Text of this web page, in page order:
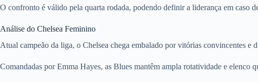
O confronto é válido pela quarta rodada, podendo definir a liderança em caso
Análise do Chelsea Feminino
Atual campeão da liga, o Chelsea chega embalado por vitórias convincentes e
Comandadas por Emma Hayes, as Blues mantêm ampla rotatividade e elenco